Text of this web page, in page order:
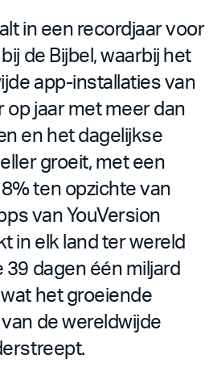
in een recordjaar voor
de Bijbel, waarbij het
app-installaties van
op jaar met meer dan
en het dagelijkse
groeit, met een
ten opzichte van
van YouVersion
in elk land ter wereld
39 dagen één miljard
het groeiende
de wereldwijde